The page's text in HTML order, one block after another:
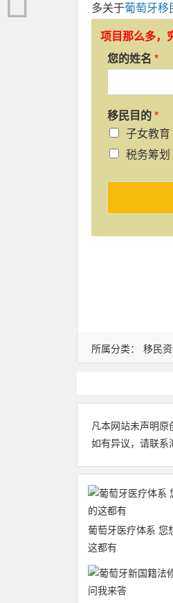
多关于葡萄牙移
项目那么多，
您的姓名 *
移民目的 *
子女教育
税务筹划
所属分类： 移民
凡本网站未声明原
如有异议，请联系
葡萄牙医疗体系 您
这都有